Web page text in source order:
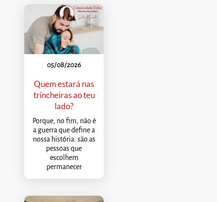
05/08/2026
Quem estará nas
trincheiras ao teu
lado?
Porque, no fim, não é
a guerra que define a
nossa história: são as
pessoas que
escolhem
permanecer